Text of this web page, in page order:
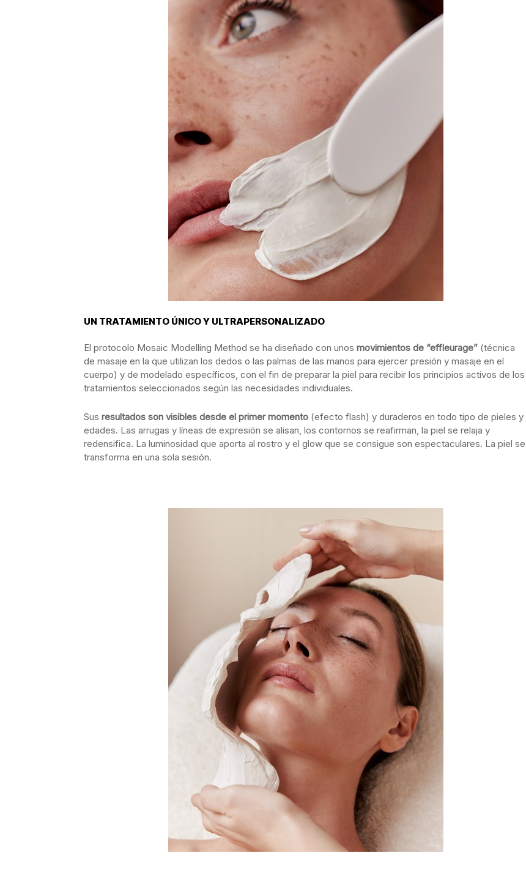
UN TRATAMIENTO ÚNICO Y ULTRAPERSONALIZADO
El protocolo Mosaic Modelling Method se ha diseñado con unos movimientos de “effleurage” (técnica
de masaje en la que utilizan los dedos o las palmas de las manos para ejercer presión y masaje en el
cuerpo) y de modelado específicos, con el fin de preparar la piel para recibir los principios activos de los
tratamientos seleccionados según las necesidades individuales.
Sus resultados son visibles desde el primer momento (efecto flash) y duraderos en todo tipo de pieles y
edades. Las arrugas y líneas de expresión se alisan, los contornos se reafirman, la piel se relaja y
redensifica. La luminosidad que aporta al rostro y el glow que se consigue son espectaculares. La piel se
transforma en una sola sesión.